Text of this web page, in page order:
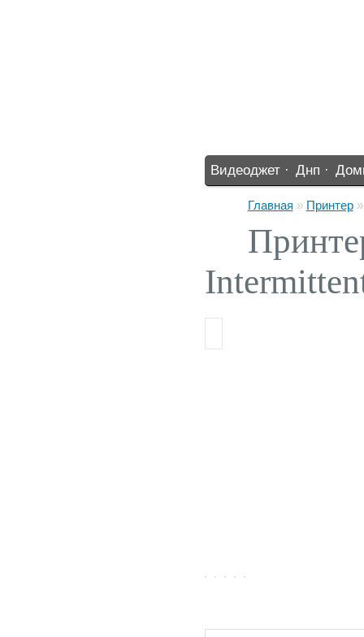
Видеоджет · Днп ·
Главная » Принтер